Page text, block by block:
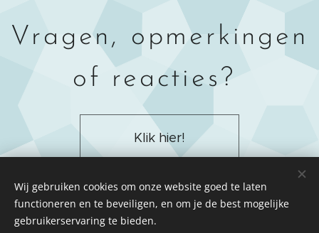
Vragen, opmerkingen
of reacties?
Klik hier!
Wij gebruiken cookies om onze website goed te laten
functioneren en te beveiligen, en om je de best mogelijke
gebruikerservaring te bieden.